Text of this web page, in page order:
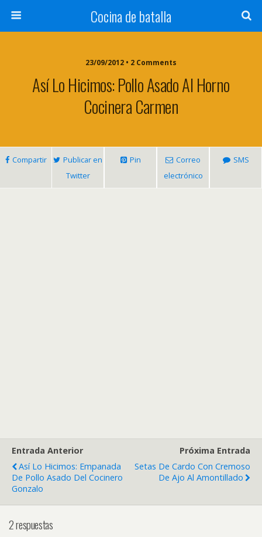
Cocina de batalla
23/09/2012 • 2 Comments
Así Lo Hicimos: Pollo Asado Al Horno
Cocinera Carmen
Compartir
Publicar en
Twitter
Pin
Correo
electrónico
SMS
Entrada Anterior
Así Lo Hicimos: Empanada
De Pollo Asado Del Cocinero
Gonzalo
Próxima Entrada
Setas De Cardo Con Cremoso
De Ajo Al Amontillado
2 respuestas